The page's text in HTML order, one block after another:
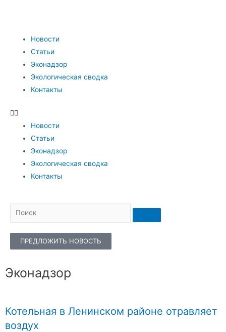
Новости
Статьи
Эконадзор
Экологическая сводка
Контакты
Новости
Статьи
Эконадзор
Экологическая сводка
Контакты
ПРЕДЛОЖИТЬ НОВОСТЬ
Эконадзор
Котельная в Ленинском районе отравляет
воздух